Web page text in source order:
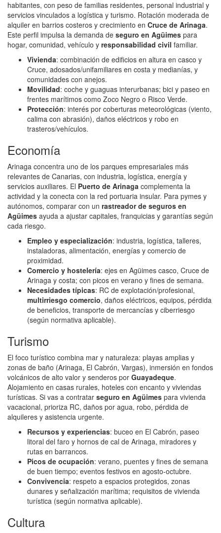
habitantes, con peso de familias residentes, personal industrial y
servicios vinculados a logística y turismo. Rotación moderada de
alquiler en barrios costeros y crecimiento en Cruce de Arinaga.
Este perfil impulsa la demanda de seguro en Agüimes para
hogar, comunidad, vehículo y responsabilidad civil familiar.
Vivienda: combinación de edificios en altura en casco y
Cruce, adosados/unifamiliares en costa y medianías, y
comunidades con anejos.
Movilidad: coche y guaguas interurbanas; bici y paseo en
frentes marítimos como Zoco Negro o Risco Verde.
Protección: interés por coberturas meteorológicas (viento,
calima con abrasión), daños eléctricos y robo en
trasteros/vehículos.
Economía
Arinaga concentra uno de los parques empresariales más
relevantes de Canarias, con industria, logística, energía y
servicios auxiliares. El Puerto de Arinaga complementa la
actividad y la conecta con la red portuaria insular. Para pymes y
autónomos, comparar con un rastreador de seguros en
Agüimes ayuda a ajustar capitales, franquicias y garantías según
cada riesgo.
Empleo y especialización: industria, logística, talleres,
instaladoras, alimentación, energías y comercio de
proximidad.
Comercio y hostelería: ejes en Agüimes casco, Cruce de
Arinaga y costa; con picos en verano y fines de semana.
Necesidades típicas: RC de explotación/profesional,
multirriesgo comercio, daños eléctricos, equipos, pérdida
de beneficios, transporte de mercancías y ciberriesgo
(según normativa aplicable).
Turismo
El foco turístico combina mar y naturaleza: playas amplias y
zonas de baño (Arinaga, El Cabrón, Vargas), inmersión en fondos
volcánicos de alto valor y senderos por Guayadeque.
Alojamiento en casas rurales, hoteles con encanto y viviendas
turísticas. Si vas a contratar seguro en Agüimes para vivienda
vacacional, prioriza RC, daños por agua, robo, pérdida de
alquileres y asistencia urgente.
Recursos y experiencias: buceo en El Cabrón, paseo
litoral del faro y hornos de cal de Arinaga, miradores y
rutas en barrancos.
Picos de ocupación: verano, puentes y fines de semana
de buen tiempo; eventos festivos en agosto‑octubre.
Convivencia: respeto a espacios protegidos, zonas
dunares y señalización marítima; requisitos de vivienda
turística (según normativa aplicable).
Cultura